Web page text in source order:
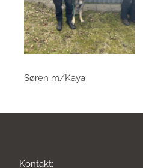
Søren m/Kaya
Kontakt: